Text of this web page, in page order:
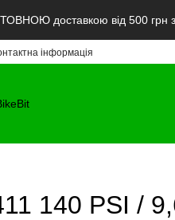
доставкою від 500 грн з
інформація
140 PSI /